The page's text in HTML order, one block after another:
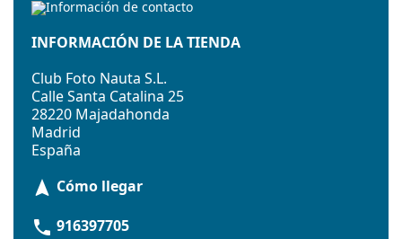
INFORMACIÓN DE LA TIENDA
Club Foto Nauta S.L.
Calle Santa Catalina 25
28220 Majadahonda
Madrid
España
navigation Cómo llegar
phone 916397705